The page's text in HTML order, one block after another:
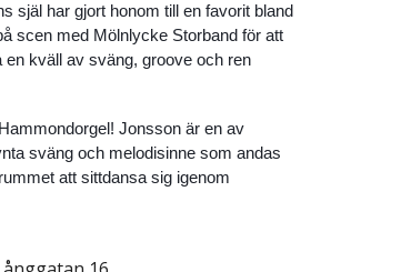
själ har gjort honom till en favorit bland
scen med Mölnlycke Storband för att
kväll av sväng, groove och ren
Jonsson är en av
sväng och melodisinne som andas
att sittdansa sig igenom